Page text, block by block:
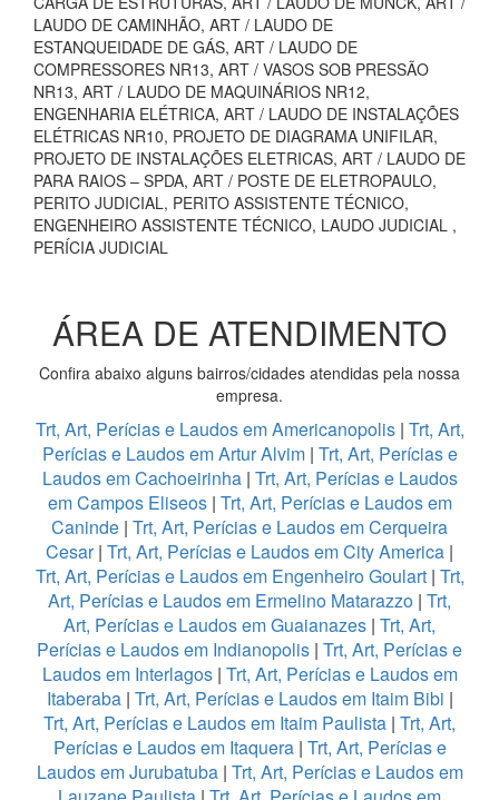
LAUDO DE CAMINHÃO, ART / LAUDO DE
ESTANQUEIDADE DE GÁS, ART / LAUDO DE
COMPRESSORES NR13, ART / VASOS SOB PRESSÃO
NR13, ART / LAUDO DE MAQUINÁRIOS NR12,
ENGENHARIA ELÉTRICA, ART / LAUDO DE INSTALAÇÕES
ELÉTRICAS NR10, PROJETO DE DIAGRAMA UNIFILAR,
PROJETO DE INSTALAÇÕES ELETRICAS, ART / LAUDO DE
PARA RAIOS – SPDA, ART / POSTE DE ELETROPAULO,
PERITO JUDICIAL, PERITO ASSISTENTE TÉCNICO,
ENGENHEIRO ASSISTENTE TÉCNICO, LAUDO JUDICIAL ,
PERÍCIA JUDICIAL
ÁREA DE ATENDIMENTO
Confira abaixo alguns bairros/cidades atendidas pela nossa
empresa.
Trt, Art, Perícias e Laudos em Americanopolis | Trt, Art,
Perícias e Laudos em Artur Alvim | Trt, Art, Perícias e
Laudos em Cachoeirinha| Trt, Art, Perícias e Laudos
em Campos Eliseos | Trt, Art, Perícias e Laudos em
Caninde | Trt, Art, Perícias e Laudos em Cerqueira
Cesar| Trt, Art, Perícias e Laudos em City America |
Trt, Art, Perícias e Laudos em Engenheiro Goulart | Trt,
Art, Perícias e Laudos em Ermelino Matarazzo | Trt,
Art, Perícias e Laudos em Guaianazes | Trt, Art,
Perícias e Laudos em Indianopolis | Trt, Art, Perícias e
Laudos em Interlagos| Trt, Art, Perícias e Laudos em
Itaberaba| Trt, Art, Perícias e Laudos em Itaim Bibi |
Trt, Art, Perícias e Laudos em Itaim Paulista | Trt, Art,
Perícias e Laudos em Itaquera| Trt, Art, Perícias e
Laudos em Jurubatuba| Trt, Art, Perícias e Laudos em